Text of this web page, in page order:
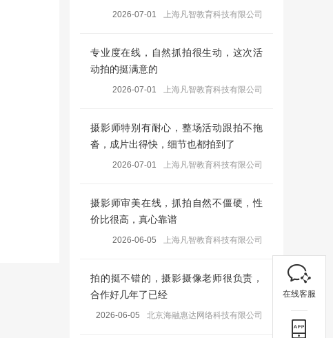
2026-07-01 上海凡智教育科技有限公司
专业度在线，自然抓拍很生动，这次活
动拍的挺满意的
2026-07-01 上海凡智教育科技有限公司
摄影师特别有耐心，整场活动跟拍不拖
沓，成片出得快，细节也都拍到了
2026-07-01 上海凡智教育科技有限公司
摄影师审美在线，抓拍自然不僵硬，性
价比很高，真心靠谱
2026-06-05 上海凡智教育科技有限公司
拍的挺不错的，摄影摄像老师很负责，
合作好几年了已经
2026-06-05 北京海融惠达网络科技有限公司
在线客服